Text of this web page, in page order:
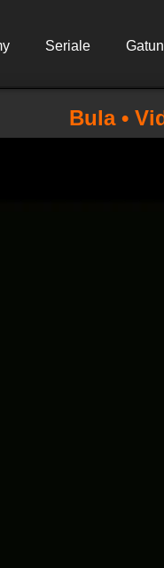
Seriale
Bula •